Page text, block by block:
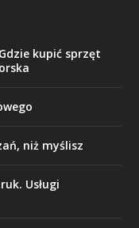
kupić sprzęt
niż myślisz
Usługi